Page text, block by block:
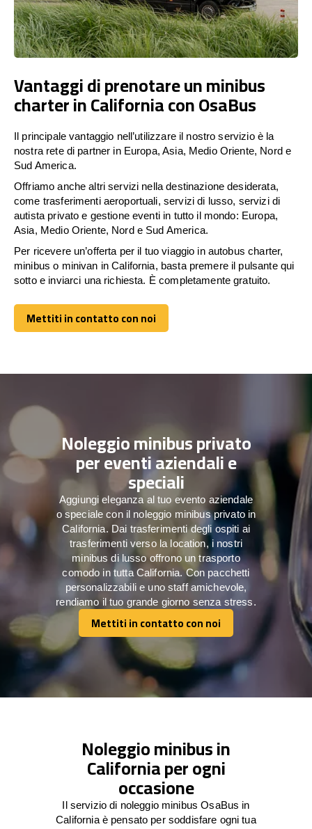
Vantaggi di prenotare un minibus
charter in California con OsaBus
Il principale vantaggio nell’utilizzare il nostro servizio è la
nostra rete di partner in Europa, Asia, Medio Oriente, Nord e
Sud America.
Offriamo anche altri servizi nella destinazione desiderata,
come trasferimenti aeroportuali, servizi di lusso, servizi di
autista privato e gestione eventi in tutto il mondo: Europa,
Asia, Medio Oriente, Nord e Sud America.
Per ricevere un’offerta per il tuo viaggio in autobus charter,
minibus o minivan in California, basta premere il pulsante qui
sotto e inviarci una richiesta. È completamente gratuito.
Mettiti in contatto con noi
Mettiti in contatto con noi
Noleggio minibus privato
per eventi aziendali e
speciali
Aggiungi eleganza al tuo evento aziendale
o speciale con il noleggio minibus privato in
California. Dai trasferimenti degli ospiti ai
trasferimenti verso la location, i nostri
minibus di lusso offrono un trasporto
comodo in tutta California. Con pacchetti
personalizzabili e uno staff amichevole,
rendiamo il tuo grande giorno senza stress.
Mettiti in contatto con noi
Mettiti in contatto con noi
Noleggio minibus in
California per ogni
occasione
Il servizio di noleggio minibus OsaBus in
California è pensato per soddisfare ogni tua